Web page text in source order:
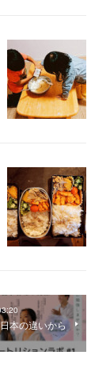
本の違いから